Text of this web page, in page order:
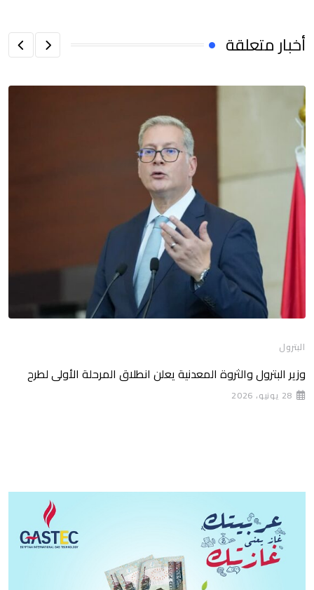
أخبار متعلقة
البترول
وزير البترول والثروة المعدنية يعلن انطلاق المرحلة الأولى لطرح
28 يونيو، 2026